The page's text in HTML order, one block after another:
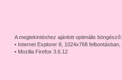
A megtekintéshez ajánlott optimális böngésző:
• Internet Explorer 8, 1024x768 felbontásban,
• Mozilla Firefox 3.6.12